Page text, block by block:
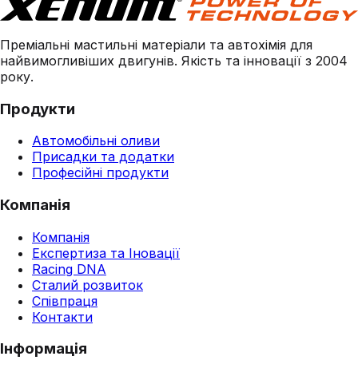
Преміальні мастильні матеріали та автохімія для
найвимогливіших двигунів. Якість та інновації з 2004
року.
Продукти
Автомобільні оливи
Присадки та додатки
Професійні продукти
Компанія
Компанія
Експертиза та Іновації
Racing DNA
Сталий розвиток
Співпраця
Контакти
Інформація